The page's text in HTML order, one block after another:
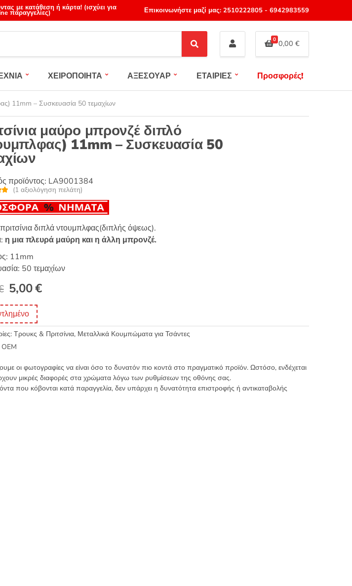
με κατάθεση ή κάρτα! (ισχύει για
παραγγελίες) Επικοινωνήστε μαζί μας: 2510222805- 6942983559
S
e
c
0 0,00 €
ΧΕΙΡΟΠΟΙΗΤΑ ΑΞΕΣΟΥΑΡ ΕΤΑΙΡΙΕΣ Προσφορές!
11mm – Συσκευασία 50 τεμαχίων
μαύρο μπρονζέ διπλό
11mm – Συσκευασία 50
προϊόντος: LA9001384
(1 αξιολόγηση πελάτη)
διπλά ντουμπλφας(διπλής όψεως).
η μια πλευρά μαύρη και η άλλη μπρονζέ.
11mm
50 τεμαχίων
Original
price
was:
6,00 €.
5,00€Η
τιμή
είναι:
Τρουκς & Πριτσίνια, Μεταλλικά Κουμπώματα για Τσάντες
OEM
οι φωτογραφίες να είναι όσο το δυνατόν πιο κοντά στο πραγματικό προϊόν. Ωστόσο, ενδέχεται
μικρές διαφορές στα χρώματα λόγω των ρυθμίσεων της οθόνης σας.
που κόβονται κατά παραγγελία, δεν υπάρχει η δυνατότητα επιστροφής ή αντικαταβολής